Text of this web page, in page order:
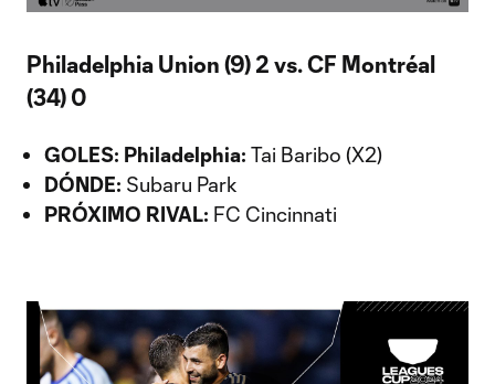
Video
Philadelphia Union (9) 2 vs. CF Montréal
(34) 0
GOLES: Philadelphia: Tai Baribo (X2)
DÓNDE: Subaru Park
PRÓXIMO RIVAL: FC Cincinnati